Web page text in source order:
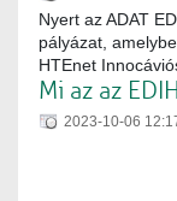
Nyert az ADAT
pályázat,
HTEnet
Mi az az
2023-10-06